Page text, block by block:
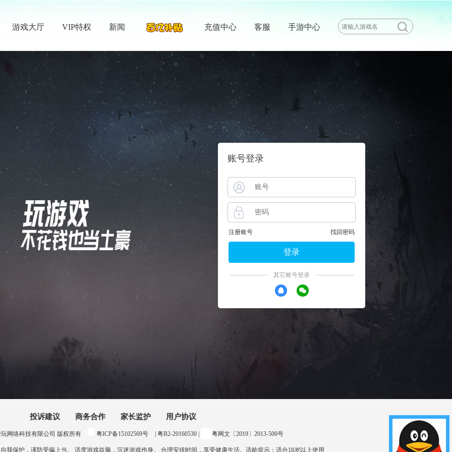
游戏大厅 VIP特权 新闻 充值中心 客服 手游中心
账号登录
注册账号 找回密码
登录
其它账号登录
投诉建议 商务合作 家长监护 用户协议
网络科技有限公司 版权所有 粤ICP备15102569号 | 粤B2-20160530 | 粤网文〔2019〕2013-500号
我保护，谨防受骗上当。 适度游戏益脑，沉迷游戏伤身。 合理安排时间，享受健康生活。适龄提示：适合18岁以上使用